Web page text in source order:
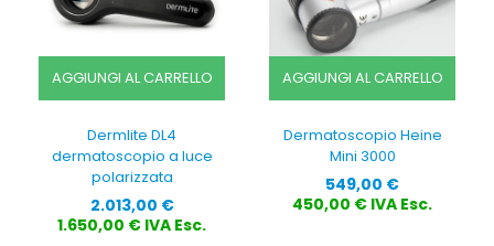
AGGIUNGI AL CARRELLO
Dermlite DL4
dermatoscopio a luce
polarizzata
Prezzo
2.013,00 €
1.650,00 € IVA Esc.
AGGIUNGI AL CARRELLO
Dermatoscopio Heine
Mini 3000
Prezzo
549,00 €
450,00 € IVA Esc.